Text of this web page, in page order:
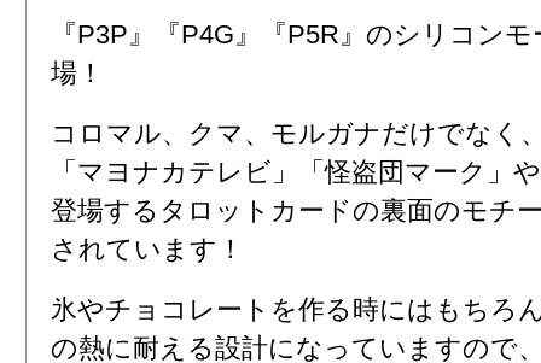
『P3P』『P4G』『P5R』のシリコン
場！
コロマル、クマ、モルガナだけでなく
「マヨナカテレビ」「怪盗団マーク」
登場するタロットカードの裏面のモチ
されています！
氷やチョコレートを作る時にはもちろ
の熱に耐える設計になっていますので